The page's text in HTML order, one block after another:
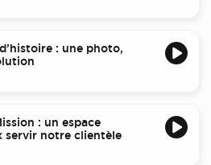
: une photo,
: un espace
servir notre clientèle